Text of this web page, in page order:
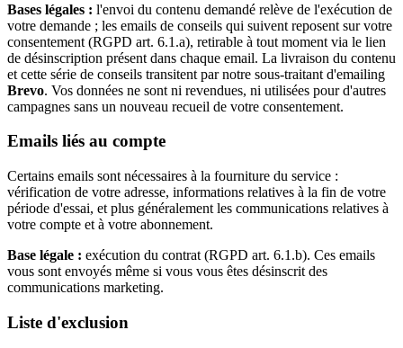
Bases légales : l'envoi du contenu demandé relève de l'exécution de
votre demande ; les emails de conseils qui suivent reposent sur votre
consentement (RGPD art. 6.1.a), retirable à tout moment via le lien
de désinscription présent dans chaque email. La livraison du contenu
et cette série de conseils transitent par notre sous-traitant d'emailing
Brevo. Vos données ne sont ni revendues, ni utilisées pour d'autres
campagnes sans un nouveau recueil de votre consentement.
Emails liés au compte
Certains emails sont nécessaires à la fourniture du service :
vérification de votre adresse, informations relatives à la fin de votre
période d'essai, et plus généralement les communications relatives à
votre compte et à votre abonnement.
Base légale : exécution du contrat (RGPD art. 6.1.b). Ces emails
vous sont envoyés même si vous vous êtes désinscrit des
communications marketing.
Liste d'exclusion